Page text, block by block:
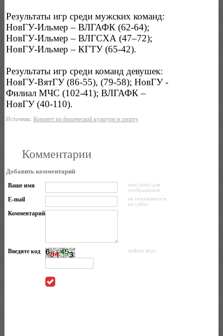
Результаты игр среди мужских команд:
НовГУ-Ильмер – ВЛГАФК (62-64);
НовГУ-Ильмер – ВЛГСХА (47–72);
НовГУ-Ильмер – КГТУ (65-42).
Результаты игр среди команд девушек:
НовГУ-ВятГУ (86-55), (79-58); НовГУ -
Филиал МЧС (102-41); ВЛГАФК –
НовГУ (40-110).
Источник:Комитет по физической культуре и спорту
Комментарии
Добавить комментарий
Ваше имя
имя (ник) для
отображения
E-mail
не показывается
на сайте
Комментарий
Введите код цифры кода